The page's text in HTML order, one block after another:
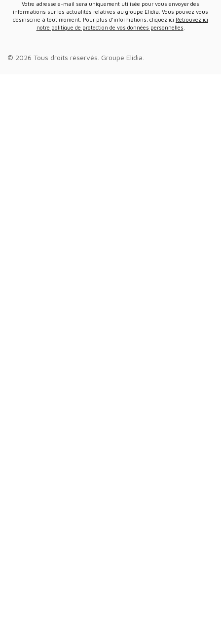
Votre adresse e-mail sera uniquement utilisée pour vous envoyer des
informations sur les actualités relatives au groupe Elidia. Vous pouvez vous
désinscrire à tout moment. Pour plus d’informations, cliquez ici Retrouvez ici
notre politique de protection de vos données personnelles
© 2026 Tous droits réservés. Groupe Elidia